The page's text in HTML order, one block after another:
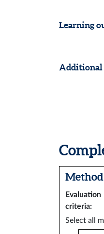
Learning
Evaluation
criteria:
Select all